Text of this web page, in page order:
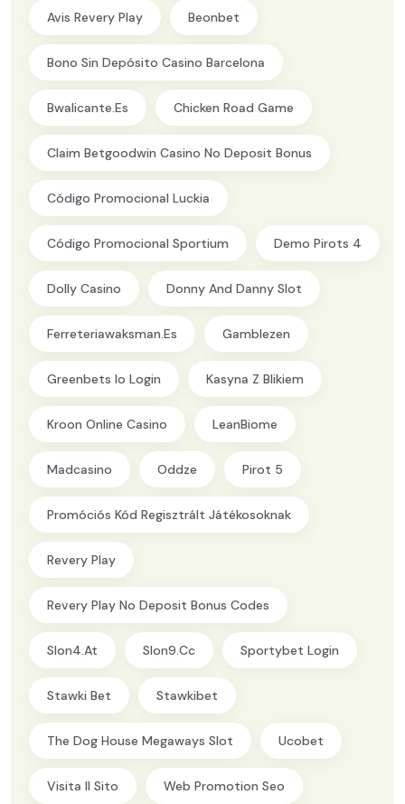
Avis Revery Play Beonbet
Bono Sin Depósito Casino Barcelona
Bwalicante.es Chicken Road Game
Claim Betgoodwin Casino No Deposit Bonus
Código Promocional Luckia
Código Promocional Sportium Demo Pirots 4
Dolly Casino Donny And Danny Slot
Ferreteriawaksman.es Gamblezen
Greenbets Io Login Kasyna Z Blikiem
Kroon Online Casino LeanBiome
Madcasino Oddze Pirot 5
Promóciós Kód Regisztrált Játékosoknak
Revery Play
Revery Play No Deposit Bonus Codes
Slon4.at Slon9.cc Sportybet Login
Stawki Bet Stawkibet
The Dog House Megaways Slot Ucobet
Visita Il Sito Web Promotion Seo